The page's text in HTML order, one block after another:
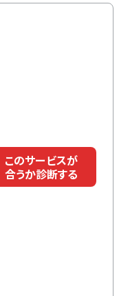
このサービスが
合うか診断する